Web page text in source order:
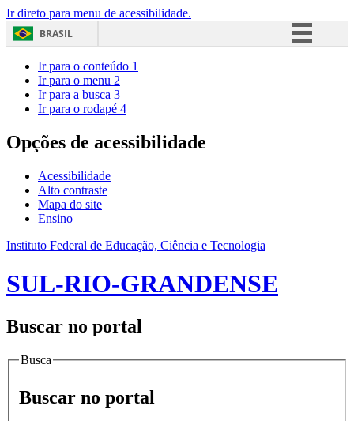
Ir direto para menu de acessibilidade.
BRASIL
Acesso à informação
Ir para o conteúdo 1
Ir para o menu 2
Ir para a busca 3
Ir para o rodapé 4
Opções de acessibilidade
Acessibilidade
Alto contraste
Mapa do site
Ensino
Instituto Federal de Educação, Ciência e Tecnologia
SUL-RIO-GRANDENSE
Buscar no portal
Busca
Buscar no portal